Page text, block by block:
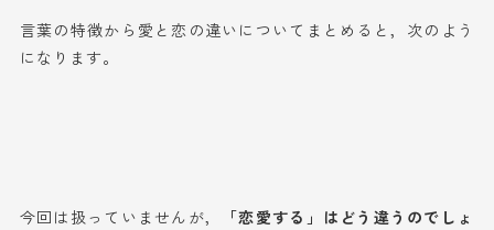
言葉の特徴から愛と恋の違いについてまとめると，次のよう
になります。
今回は扱っていませんが，
「恋愛する」はどう違うのでしょ